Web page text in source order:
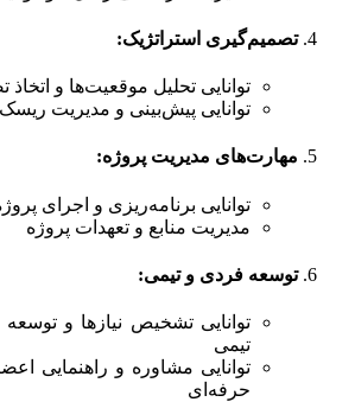
تصمیم‌گیری استراتژیک:
توانایی تحلیل موقعیت‌ها و
توانایی پیش‌بینی و مدیریت ریسک
مهارت‌های مدیریت پروژه:
توانایی برنامه‌ریزی و اجرای
مدیریت منابع و تعهدات پروژه
توسعه فردی و تیمی:
توانایی تشخیص نیازها و
تیمی
توانایی مشاوره و راهنمایی
حرفه‌ای